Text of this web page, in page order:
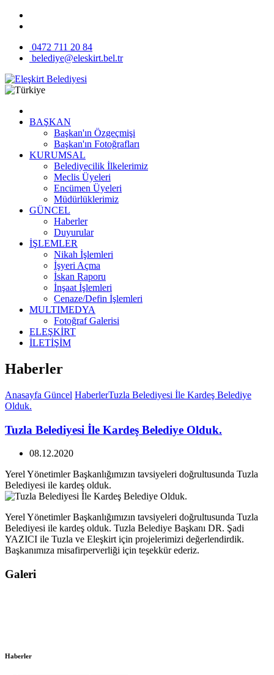
0472 711 20 84
belediye@eleskirt.bel.tr
BAŞKAN
Başkan'ın Özgeçmişi
Başkan'ın Fotoğrafları
KURUMSAL
Belediyecilik İlkelerimiz
Meclis Üyeleri
Encümen Üyeleri
Müdürlüklerimiz
GÜNCEL
Haberler
Duyurular
İŞLEMLER
Nikah İşlemleri
İşyeri Açma
İskan Raporu
İnşaat İşlemleri
Cenaze/Defin İşlemleri
MULTIMEDYA
Fotoğraf Galerisi
ELEŞKİRT
İLETİŞİM
Haberler
Anasayfa Güncel HaberlerTuzla Belediyesi İle Kardeş Belediye
Olduk.
Tuzla Belediyesi İle Kardeş Belediye Olduk.
08.12.2020
Yerel Yönetimler Başkanlığımızın tavsiyeleri doğrultusunda Tuzla
Belediyesi ile kardeş olduk.
Yerel Yönetimler Başkanlığımızın tavsiyeleri doğrultusunda Tuzla
Belediyesi ile kardeş olduk. Tuzla Belediye Başkanı DR. Şadi
YAZICI ile Tuzla ve Eleşkirt için projelerimizi değerlendirdik.
Başkanımıza misafirperverliği için teşekkür ederiz.
Galeri
Haberler